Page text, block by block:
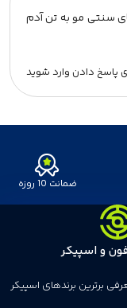
سنتی مو به تن آدم
پاسخ دادن وارد شوید
ضمانت 10 روزه
و اسپیکر
برترین برندهای اسپیکر